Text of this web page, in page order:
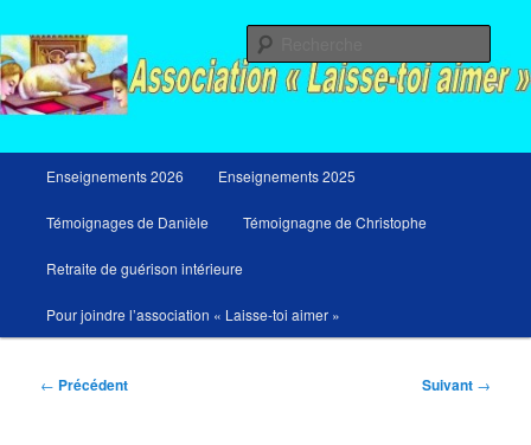
au
contenu
principal
principal
Enseignements 2026 Enseignements 2025
Témoignages de Danièle Témoignagne de Christophe
Retraite de guérison intérieure
Pour joindre l’association « Laisse-toi aimer »
Navigation
← Précédent Suivant →